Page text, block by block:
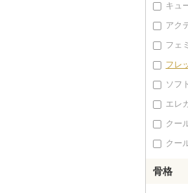
キュ
アク
フェ
フレ
ソフ
エレ
クー
クー
骨格